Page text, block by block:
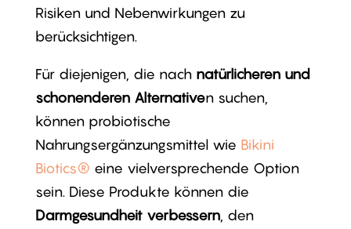
Risiken und Nebenwirkungen zu
berücksichtigen.
Für diejenigen, die nach natürlicheren und
schonenderen Alternativen suchen,
können probiotische
Nahrungsergänzungsmittel wie Bikini
Biotics® eine vielversprechende Option
sein. Diese Produkte können die
Darmgesundheit verbessern, den